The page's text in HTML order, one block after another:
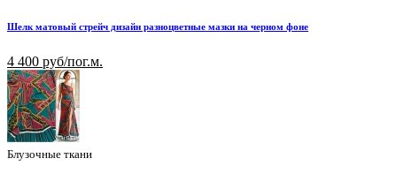
Шелк матовый стрейч дизайн разноцветные мазки на черном фоне
4 400 руб/пог.м.
Блузочные ткани